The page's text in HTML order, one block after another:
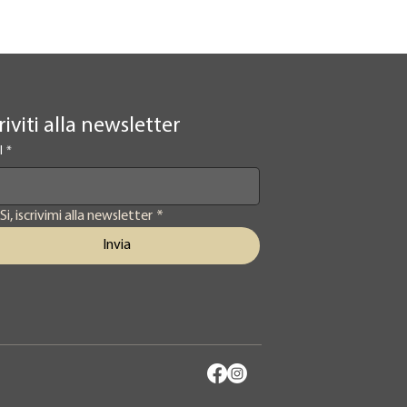
alla newsletter
*
Si, iscrivimi alla newsletter *
Invia